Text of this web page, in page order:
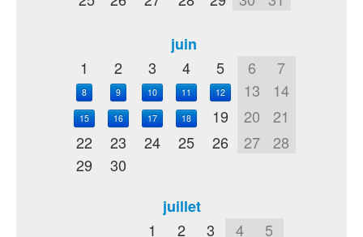
juin
1
2 3 4 5 6 7
8 9 10 11 12 13 14
15 16 17 18 19 20
21
22
23 24 25 26 27
28
29
30
juillet
1
2 3 4
5